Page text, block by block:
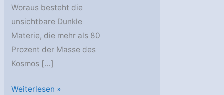
Woraus besteht die
unsichtbare Dunkle
Materie, die mehr als 80
Prozent der Masse des
Kosmos […]
Physik
Weiterlesen »